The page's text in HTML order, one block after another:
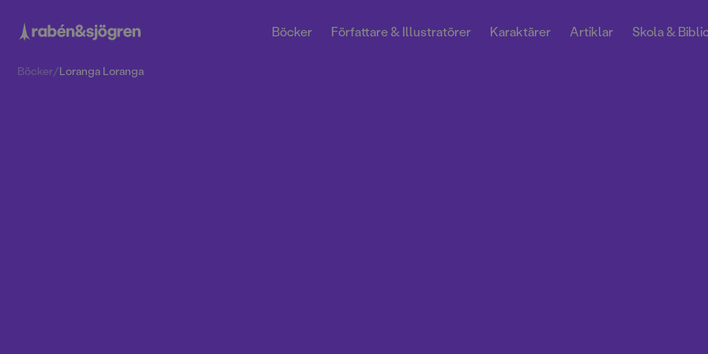
Böcker Författare & Illustratörer Karaktärer Artiklar Skola &
Böcker/Loranga Loranga